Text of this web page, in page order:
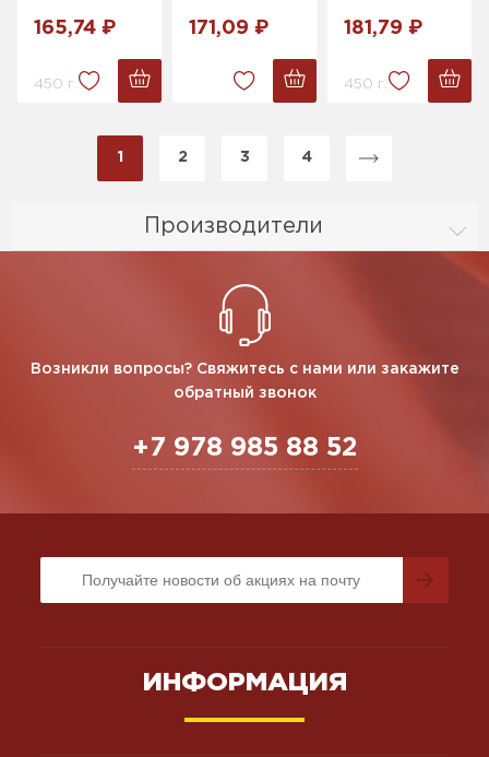
Производители
165,74 ₽
450 г.
171,09 ₽ 181,79 ₽
450 г.
1 2 3 4
Возникли вопросы? Свяжитесь с нами или закажите
обратный звонок
+7 978 985 88 52
ИНФОРМАЦИЯ